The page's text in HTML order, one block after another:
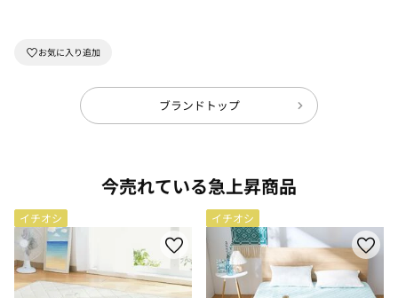
ブランドトップ
今売れている急上昇商品
イチオシ イチオシ